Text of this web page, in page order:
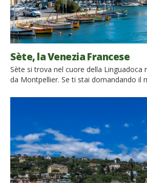
Sète, la Venezia Francese
Sète si trova nel cuore della
da Montpellier. Se ti stai domandando il
si caratterizza per i suoi canali che
veneziana. Ma Sète è rinomata anche